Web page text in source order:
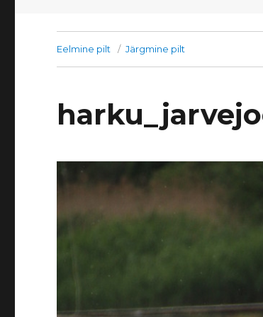
Eelmine pilt Järgmine pilt